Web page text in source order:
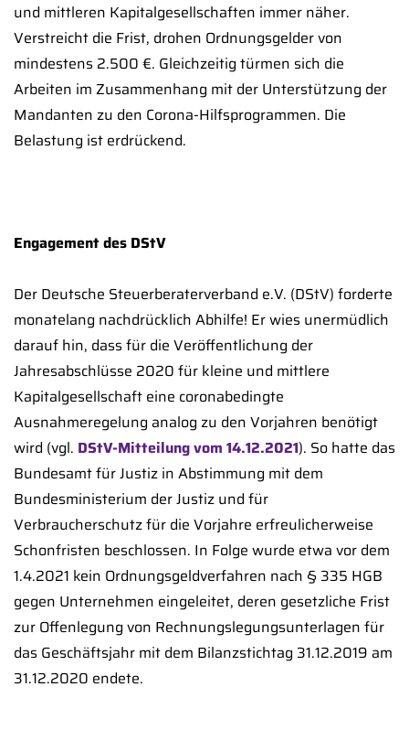
und mittleren Kapitalgesellschaften immer näher.
Verstreicht die Frist, drohen Ordnungsgelder von
mindestens 2.500 €. Gleichzeitig türmen sich die
Arbeiten im Zusammenhang mit der Unterstützung der
Mandanten zu den Corona-Hilfsprogrammen. Die
Belastung ist erdrückend.
Engagement des DStV
Der Deutsche Steuerberaterverband e.V. (DStV) forderte
monatelang nachdrücklich Abhilfe! Er wies unermüdlich
darauf hin, dass für die Veröffentlichung der
Jahresabschlüsse 2020 für kleine und mittlere
Kapitalgesellschaft eine coronabedingte
Ausnahmeregelung analog zu den Vorjahren benötigt
wird (vgl. DStV-Mitteilung vom 14.12.2021). So hatte das
Bundesamt für Justiz in Abstimmung mit dem
Bundesministerium der Justiz und für
Verbraucherschutz für die Vorjahre erfreulicherweise
Schonfristen beschlossen. In Folge wurde etwa vor dem
1.4.2021 kein Ordnungsgeldverfahren nach § 335 HGB
gegen Unternehmen eingeleitet, deren gesetzliche Frist
zur Offenlegung von Rechnungslegungsunterlagen für
das Geschäftsjahr mit dem Bilanzstichtag 31.12.2019 am
31.12.2020 endete.